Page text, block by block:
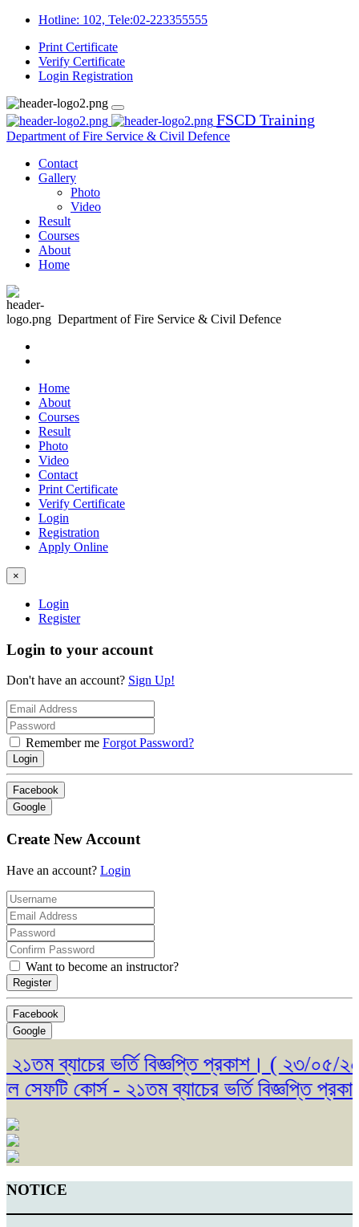
Hotline: 102, Tele:02-223355555
Print Certificate
Verify Certificate
Login Registration
FSCD Training
Department of Fire Service & Civil Defence
Contact
Gallery
Photo
Video
Result
Courses
About
Home
Department of Fire Service & Civil Defence
Home
About
Courses
Result
Photo
Video
Contact
Print Certificate
Verify Certificate
Login
Registration
Apply Online
×
Login
Register
Login to your account
Don't have an account? Sign Up!
Remember me Forgot Password?
Login
Facebook
Google
Create New Account
Have an account? Login
Want to become an instructor?
Register
Facebook
Google
ব্যাচের ভর্তি বিজ্ঞপ্তি প্রকাশ। ( ২৩/০৫/২০২৬ )
কোর্স - ২১তম ব্যাচের ভর্তি বিজ্ঞপ্তি
NOTICE